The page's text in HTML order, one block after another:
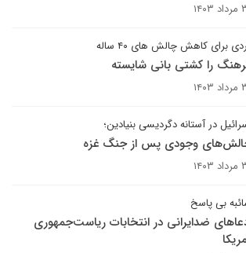
برای کاهش چالش های ۴۰ ساله
را کشتی بانی شایسته
در آستانه دگردیسی بنیادین؛
وجودی پس از جنگ غزه
بی پاسخ
ضدایرانی در انتخابات ریاست‌جمهوری